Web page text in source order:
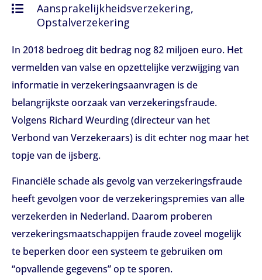
Aansprakelijkheidsverzekering,
Opstalverzekering
In 2018 bedroeg dit bedrag nog 82 miljoen euro. Het
vermelden van valse en opzettelijke verzwijging van
informatie in verzekeringsaanvragen is de
belangrijkste oorzaak van verzekeringsfraude.
Volgens Richard Weurding (directeur van het
Verbond van Verzekeraars) is dit echter nog maar het
topje van de ijsberg.
Financiële schade als gevolg van verzekeringsfraude
heeft gevolgen voor de verzekeringspremies van alle
verzekerden in Nederland. Daarom proberen
verzekeringsmaatschappijen fraude zoveel mogelijk
te beperken door een systeem te gebruiken om
“opvallende gegevens” op te sporen.